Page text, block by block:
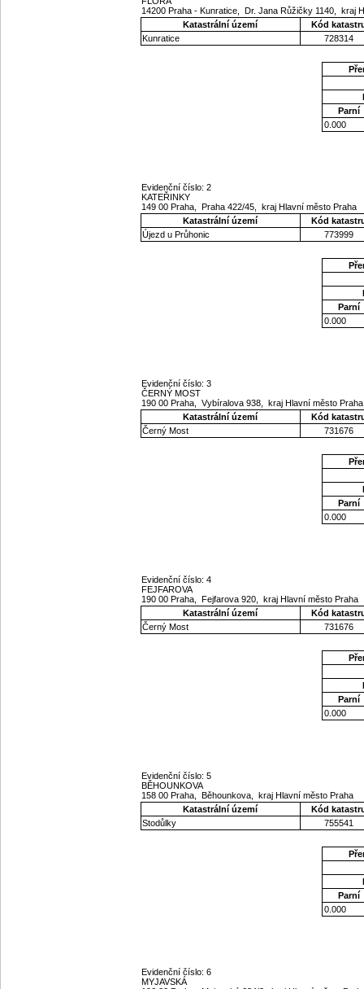
14200 Praha - Kunratice, Dr. Jana Růžičky 1140, kraj
Katastrální území
Kód
Kunratice
728314
Parní
0.000
Evidenční číslo: 2
KATEŘINKY
149 00 Praha, Praha 422/45, kraj Hlavní město Praha
Katastrální území
Kód
Újezd u Průhonic
773999
Parní
0.000
Evidenční číslo: 3
ČERNÝ MOST
190 00 Praha, Vybíralova 938, kraj Hlavní město
Katastrální území
Kód
Černý Most
731676
Parní
0.000
Evidenční číslo: 4
FEJFAROVA
190 00 Praha, Fejfarova 920, kraj Hlavní město Praha
Katastrální území
Kód
Černý Most
731676
Parní
0.000
Evidenční číslo: 5
BĚHOUNKOVA
158 00 Praha, Běhounkova, kraj Hlavní město Praha
Katastrální území
Kód
Stodůlky
755541
Parní
0.000
Evidenční číslo: 6
MYJAVSKÁ